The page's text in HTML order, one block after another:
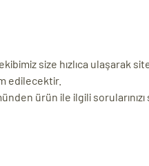
size hızlıca ulaşarak
edilecektir.
ürün ile ilgili sorularınızı